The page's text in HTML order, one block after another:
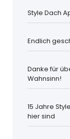
Style Dach
Endlich
Danke für
Wahnsinn!
15 Jahre
hier sind